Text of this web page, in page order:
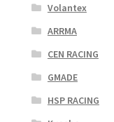
Volantex
ARRMA
CEN RACING
GMADE
HSP RACING